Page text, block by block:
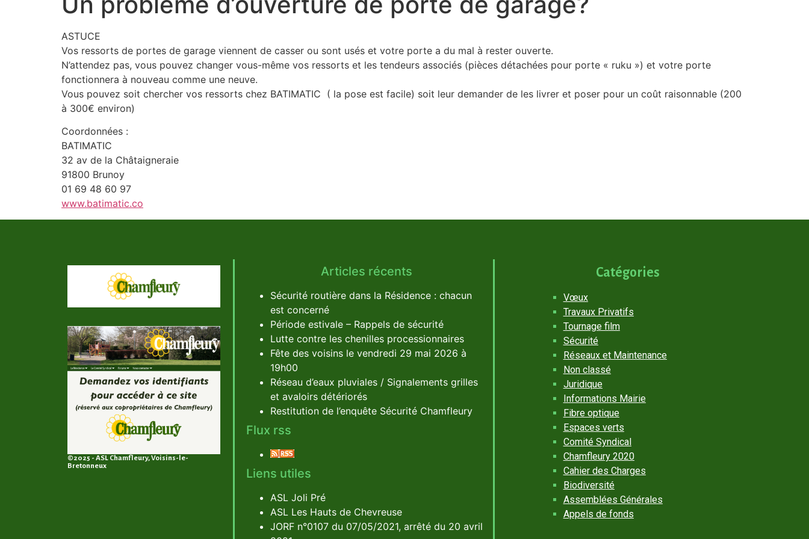
ASTUCE
Vos ressorts de portes de garage viennent de casser ou sont usés et votre porte a du mal à rester ouverte.
N’attendez pas, vous pouvez changer vous-même vos ressorts et les tendeurs associés (pièces détachées pour porte « ruku ») et votre porte
fonctionnera à nouveau comme une neuve.
Vous pouvez soit chercher vos ressorts chez BATIMATIC ( la pose est facile) soit leur demander de les livrer et poser pour un coût raisonnable (200
à 300€ environ)
Coordonnées :
BATIMATIC
32 av de la Châtaigneraie
91800 Brunoy
01 69 48 60 97
www.batimatic.co
©2025 - ASL Chamfleury, Voisins-le-
Bretonneux
Articles récents
Sécurité routière dans la Résidence : chacun
est concerné
Période estivale – Rappels de sécurité
Lutte contre les chenilles processionnaires
Fête des voisins le vendredi 29 mai 2026 à
19h00
Réseau d’eaux pluviales / Signalements grilles
et avaloirs détériorés
Restitution de l’enquête Sécurité Chamfleury
Flux rss
Liens utiles
ASL Joli Pré
ASL Les Hauts de Chevreuse
JORF n°0107 du 07/05/2021, arrêté du 20 avril
Catégories
Vœux
Travaux Privatifs
Tournage film
Sécurité
Réseaux et Maintenance
Non classé
Juridique
Informations Mairie
Fibre optique
Espaces verts
Comité Syndical
Chamfleury 2020
Cahier des Charges
Biodiversité
Assemblées Générales
Appels de fonds